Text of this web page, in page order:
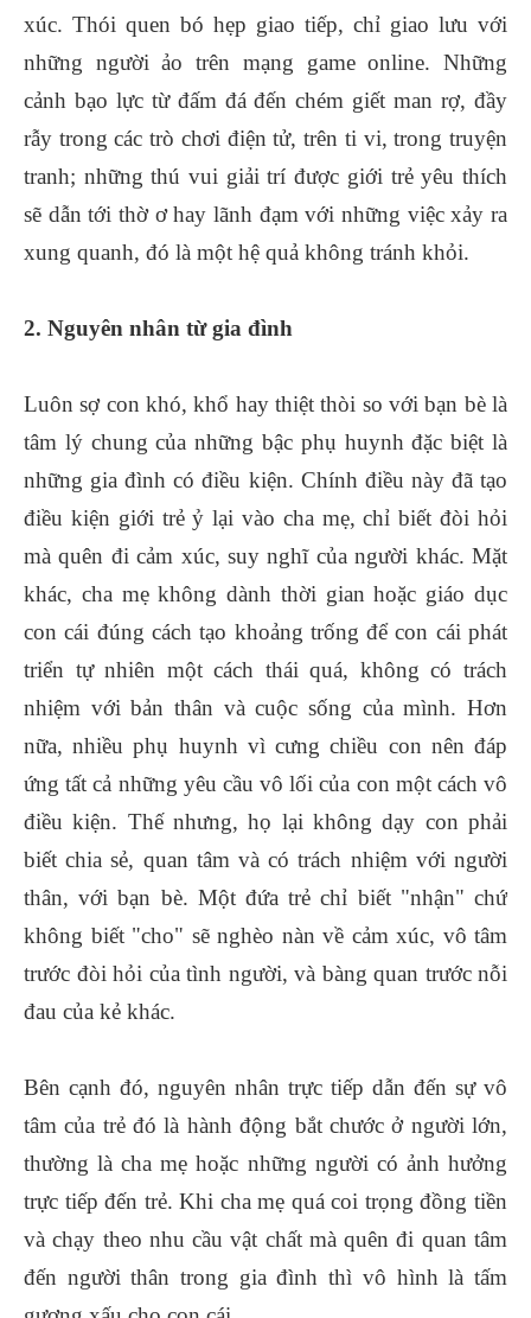
xúc. Thói quen bó hẹp giao tiếp, chỉ giao lưu với
những người ảo trên mạng game online. Những
cảnh bạo lực từ đấm đá đến chém giết man rợ, đầy
rẫy trong các trò chơi điện tử, trên ti vi, trong truyện
tranh; những thú vui giải trí được giới trẻ yêu thích
sẽ dẫn tới thờ ơ hay lãnh đạm với những việc xảy ra
xung quanh, đó là một hệ quả không tránh khỏi.
2. Nguyên nhân từ gia đình
Luôn sợ con khó, khổ hay thiệt thòi so với bạn bè là
tâm lý chung của những bậc phụ huynh đặc biệt là
những gia đình có điều kiện. Chính điều này đã tạo
điều kiện giới trẻ ỷ lại vào cha mẹ, chỉ biết đòi hỏi
mà quên đi cảm xúc, suy nghĩ của người khác. Mặt
khác, cha mẹ không dành thời gian hoặc giáo dục
con cái đúng cách tạo khoảng trống để con cái phát
triển tự nhiên một cách thái quá, không có trách
nhiệm với bản thân và cuộc sống của mình. Hơn
nữa, nhiều phụ huynh vì cưng chiều con nên đáp
ứng tất cả những yêu cầu vô lối của con một cách vô
điều kiện. Thế nhưng, họ lại không dạy con phải
biết chia sẻ, quan tâm và có trách nhiệm với người
thân, với bạn bè. Một đứa trẻ chỉ biết "nhận" chứ
không biết "cho" sẽ nghèo nàn về cảm xúc, vô tâm
trước đòi hỏi của tình người, và bàng quan trước nỗi
đau của kẻ khác.
Bên cạnh đó, nguyên nhân trực tiếp dẫn đến sự vô
tâm của trẻ đó là hành động bắt chước ở người lớn,
thường là cha mẹ hoặc những người có ảnh hưởng
trực tiếp đến trẻ. Khi cha mẹ quá coi trọng đồng tiền
và chạy theo nhu cầu vật chất mà quên đi quan tâm
đến người thân trong gia đình thì vô hình là tấm